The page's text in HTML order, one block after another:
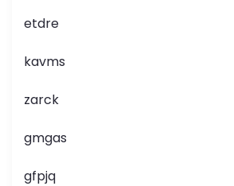
etdre
kavms
zarck
gmgas
gfpjq